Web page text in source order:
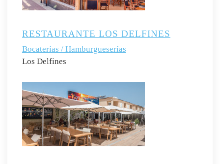
RESTAURANTE LOS DELFINES
Bocaterías / Hamburgueserías
Los Delfines